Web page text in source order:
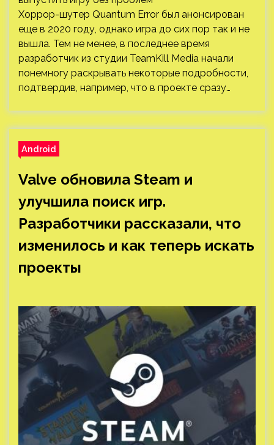
Хоррор-шутер Quantum Error был анонсирован
еще в 2020 году, однако игра до сих пор так и не
вышла. Тем не менее, в последнее время
разработчик из студии TeamKill Media начали
понемногу раскрывать некоторые подробности,
подтвердив, например, что в проекте сразу…
Android
Valve обновила Steam и
улучшила поиск игр.
Разработчики рассказали, что
изменилось и как теперь искать
проекты